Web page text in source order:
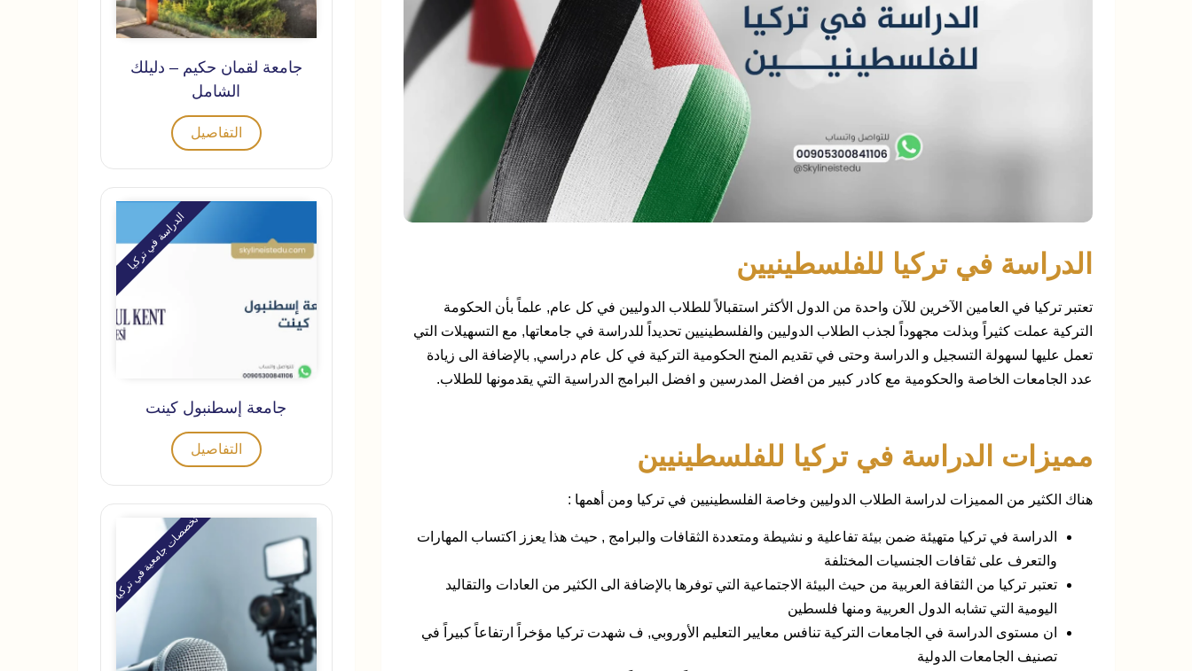
الدراسة في تركيا للفلسطينيين
تعتبر تركيا في العامين الآخرين للآن واحدة من الدول الأكثر استقبالاً للطلاب الدوليين في كل عام, علماً بأن الحكومة
التركية عملت كثيراً وبذلت مجهوداً لجذب الطلاب الدوليين والفلسطينيين تحديداً للدراسة في جامعاتها, مع التسهيلات التي
تعمل عليها لسهولة التسجيل و الدراسة وحتى في تقديم المنح الحكومية التركية في كل عام دراسي, بالإضافة الى زيادة
عدد الجامعات الخاصة والحكومية مع كادر كبير من افضل المدرسين و افضل البرامج الدراسية التي يقدمونها للطلاب.
مميزات الدراسة في تركيا للفلسطينيين
هناك الكثير من المميزات لدراسة الطلاب الدوليين وخاصة الفلسطينيين في تركيا ومن أهمها :
الدراسة في تركيا متهيئة ضمن بيئة تفاعلية و نشيطة ومتعددة الثقافات والبرامج , حيث هذا يعزز اكتساب المهارات
والتعرف على ثقافات الجنسيات المختلفة
تعتبر تركيا من الثقافة العربية من حيث البيئة الاجتماعية التي توفرها بالإضافة الى الكثير من العادات والتقاليد
اليومية التي تشابه الدول العربية ومنها فلسطين
ان مستوى الدراسة في الجامعات التركية تنافس معايير التعليم الأوروبي, ف شهدت تركيا مؤخراً ارتفاعاً كبيراً في
تصنيف الجامعات الدولية
جامعة لقمان حكيم – دليلك
الشامل
التفاصيل
الدراسة في تركيا
جامعة إسطنبول كينت
التفاصيل
تخصصات جامعية في تركيا